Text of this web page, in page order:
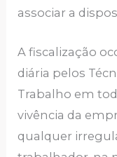
associar a
A fiscalização
diária pelos
Trabalho em
vivência da
qualquer